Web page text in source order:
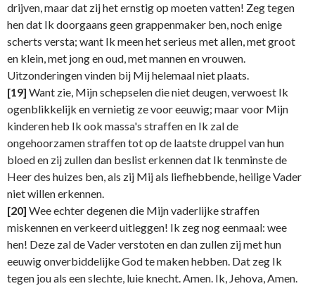
drijven, maar dat zij het ernstig op moeten vatten! Zeg tegen
hen dat Ik doorgaans geen grappenmaker ben, noch enige
scherts versta; want Ik meen het serieus met allen, met groot
en klein, met jong en oud, met mannen en vrouwen.
Uitzonderingen vinden bij Mij helemaal niet plaats.
[19] Want zie, Mijn schepselen die niet deugen, verwoest Ik
ogenblikkelijk en vernietig ze voor eeuwig; maar voor Mijn
kinderen heb Ik ook massa's straffen en Ik zal de
ongehoorzamen straffen tot op de laatste druppel van hun
bloed en zij zullen dan beslist erkennen dat Ik tenminste de
Heer des huizes ben, als zij Mij als liefhebbende, heilige Vader
niet willen erkennen.
[20] Wee echter degenen die Mijn vaderlijke straffen
miskennen en verkeerd uitleggen! Ik zeg nog eenmaal: wee
hen! Deze zal de Vader verstoten en dan zullen zij met hun
eeuwig onverbiddelijke God te maken hebben. Dat zeg Ik
tegen jou als een slechte, luie knecht. Amen. Ik, Jehova, Amen.